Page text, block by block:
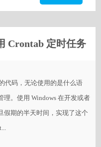
Crontab 定时任务
代码，无论使用的是什么语
理。使用 Windows 在开发或者
假期的半天时间，实现了这个